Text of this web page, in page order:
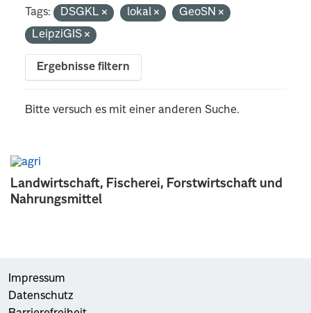
Landwirtschaft, Fischerei, Forstwirtschaft und
Nahrungsmittel
Tags: DSGKL lokal
GeoSN
LeipziGIS
Ergebnisse filtern
Bitte versuch es mit einer anderen Suche.
Impressum
Datenschutz